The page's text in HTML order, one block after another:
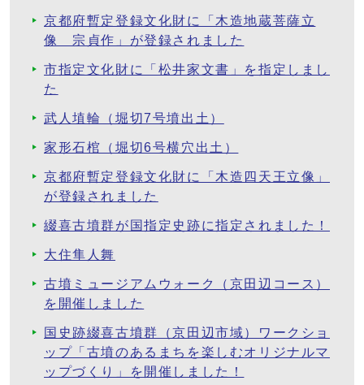
京都府暫定登録文化財に「木造地蔵菩薩立
像 宗貞作」が登録されました
市指定文化財に「松井家文書」を指定しまし
た
武人埴輪（堀切7号墳出土）
家形石棺（堀切6号横穴出土）
京都府暫定登録文化財に「木造四天王立像」
が登録されました
綴喜古墳群が国指定史跡に指定されました！
大住隼人舞
古墳ミュージアムウォーク（京田辺コース）
を開催しました
国史跡綴喜古墳群（京田辺市域）ワークショ
ップ「古墳のあるまちを楽しむオリジナルマ
ップづくり」を開催しました！